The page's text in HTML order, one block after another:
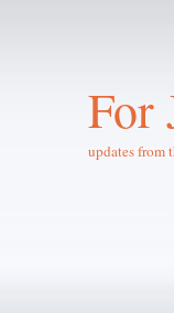
For
updates from